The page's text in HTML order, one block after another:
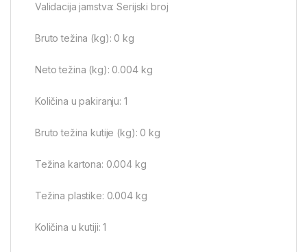
Validacija jamstva: Serijski broj
Bruto težina (kg): 0 kg
Neto težina (kg): 0.004 kg
Količina u pakiranju: 1
Bruto težina kutije (kg): 0 kg
Težina kartona: 0.004 kg
Težina plastike: 0.004 kg
Količina u kutiji: 1